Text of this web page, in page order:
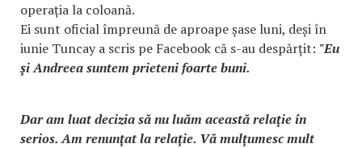
operația la coloană.
Ei sunt oficial împreună de aproape șase luni, deși în
iunie Tuncay a scris pe Facebook că s-au despărțit: "Eu
şi Andreea suntem prieteni foarte buni.
Dar am luat decizia să nu luăm această relaţie în
serios. Am renunţat la relaţie. Vă mulţumesc mult